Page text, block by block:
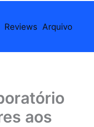
Reviews Arquivo
aos